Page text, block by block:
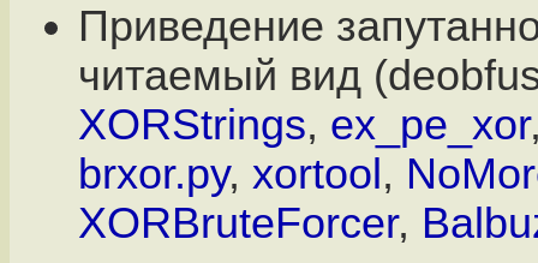
Приведение
читаемый вид
XORStrings, ex_pe_xor
brxor.py, xortool,
XORBruteForcer,